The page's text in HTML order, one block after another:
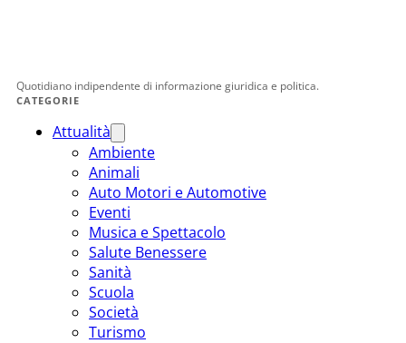
Quotidiano indipendente di informazione giuridica e politica.
CATEGORIE
Attualità
Ambiente
Animali
Auto Motori e Automotive
Eventi
Musica e Spettacolo
Salute Benessere
Sanità
Scuola
Società
Turismo